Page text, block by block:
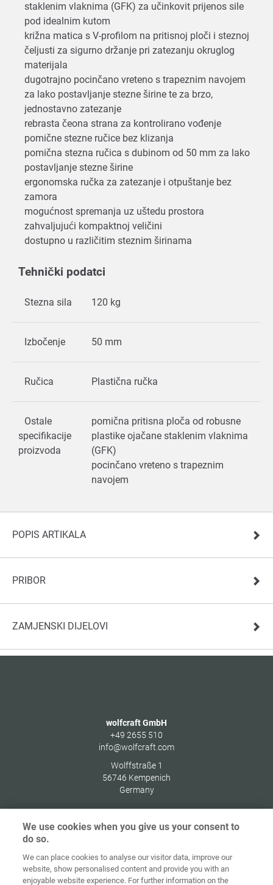
staklenim vlaknima (GFK) za učinkovit prijenos sile
pod idealnim kutom
križna matica s V-profilom na pritisnoj ploči i steznoj
čeljusti za sigurno držanje pri zatezanju okruglog
materijala
dugotrajno pocinčano vreteno s trapeznim navojem
za lako postavljanje stezne širine te za brzo,
jednostavno zatezanje
rebrasta čeona strana za kontrolirano vođenje
pomične stezne ručice bez klizanja
pomična stezna ručica s dubinom od 50 mm za lako
postavljanje stezne širine
ergonomska ručka za zatezanje i otpuštanje bez
zamora
mogućnost spremanja uz uštedu prostora
zahvaljujući kompaktnoj veličini
dostupno u različitim steznim širinama
Tehnički podatci
Stezna sila 120 kg
Izbočenje 50 mm
Ručica Plastična ručka
Ostale
specifikacije
proizvoda
pomična pritisna ploča od robusne
plastike ojačane staklenim vlaknima
(GFK)
pocinčano vreteno s trapeznim
navojem
POPIS ARTIKALA
PRIBOR
ZAMJENSKI DIJELOVI
wolfcraft GmbH
+49 2655 510
info@wolfcraft.com
Wolffstraße 1
56746 Kempenich
Germany
Početna Kontakt Impresum
Zaštita
podataka
We use cookies when you give us your consent to
do so.
We can place cookies to analyse our visitor data, improve our
website, show personalised content and provide you with an
enjoyable website experience. For further information on the